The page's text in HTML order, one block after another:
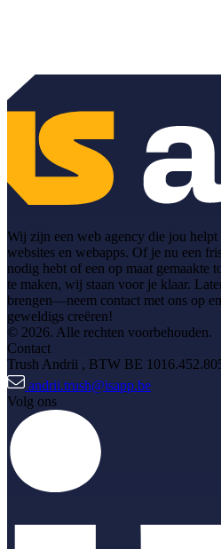
Wij zijn een web agency die jou
websites en webapps. Of je nu een
nodig hebt of een op maat gemaakte
te maken, wij staan voor je klaar.
brengen—neem contact met ons op
geweldigs creëren!
© 2026. Alle rechten voorbehouden.
Contact
Trush Andrii , BTW BE
andrii.trush@isapp.be
Volg ons